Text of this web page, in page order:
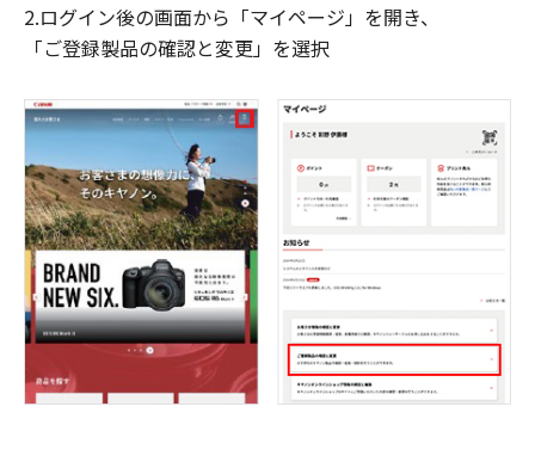
2.ログイン後の画面から「マイページ」を開き、
「ご登録製品の確認と変更」を選択